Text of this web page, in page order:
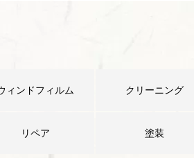
ィンドフィルム クリーニング
リペア 塗装